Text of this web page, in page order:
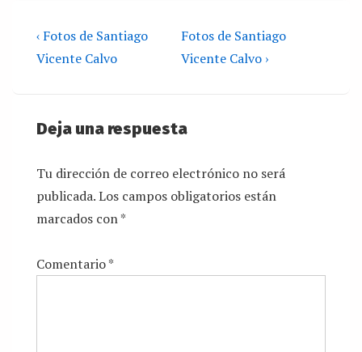
‹ Fotos de Santiago
Vicente Calvo
Fotos de Santiago
Vicente Calvo ›
Deja una respuesta
Tu dirección de correo electrónico no será
publicada.Los campos obligatorios están
marcados con*
Comentario*